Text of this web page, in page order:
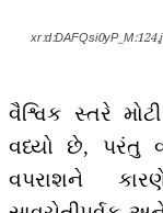
વૈશ્વિક સ્તરે
વધ્યો છે, પરંતુ
વપરાશને